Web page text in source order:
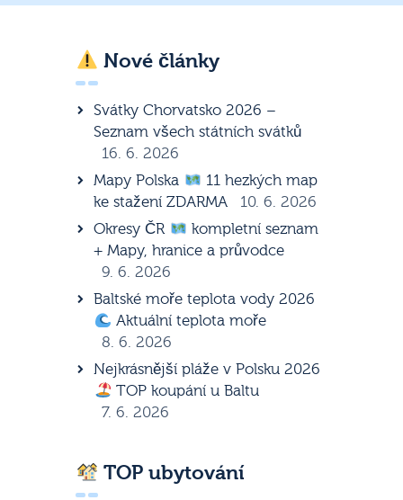
Nové články
Svátky Chorvatsko 2026 –
Seznam všech státních svátků
16. 6. 2026
Mapy Polska
11 hezkých map
ke stažení ZDARMA
10. 6. 2026
Okresy ČR
kompletní seznam
+ Mapy, hranice a průvodce
9. 6. 2026
Baltské moře teplota vody 2026
Aktuální teplota moře
8. 6. 2026
Nejkrásnější pláže v Polsku 2026
TOP koupání u Baltu
7. 6. 2026
TOP ubytování